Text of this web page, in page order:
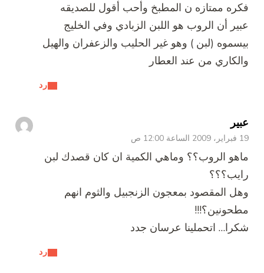
رد
فكره ممتازه ن المطبخ وأحب أقول للصديقه
عبير أن الروب هو اللبن الزبادي وفي الخليج
بيسموه (لبن ) وهو غير الحليب والزعفران والهيل
والكاري من عند العطار
عبير
19 فبراير، 2009 الساعة 12:00 ص
رد
ماهو الروب؟؟ وماهي الكمية ان كان قصدك لبن
رايب؟؟؟
وهل المقصود بمعجون الزنجبيل والثوم انهم
مطحونين؟!!!
شكرا… اتحملينا عرسان جدد